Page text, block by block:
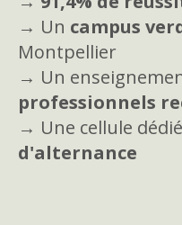
→ Un campus
Montpellier
→ Un
professionnels
→ Une cellule
d'alternance